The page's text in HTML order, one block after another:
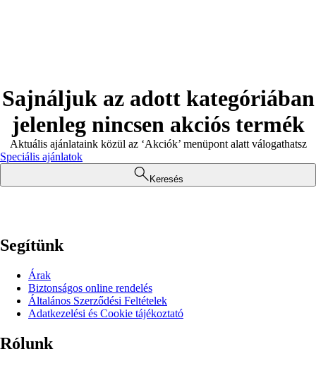
Sajnáljuk az adott kategóriában
jelenleg nincsen akciós termék
Aktuális ajánlataink közül az ‘Akciók’ menüpont alatt válogathatsz
Speciális ajánlatok
Keresés
Segítünk
Árak
Biztonságos online rendelés
Általános Szerződési Feltételek
Adatkezelési és Cookie tájékoztató
Rólunk